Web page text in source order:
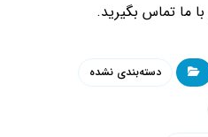
با ما تماس بگیرید.
دسته‌بندی نشده